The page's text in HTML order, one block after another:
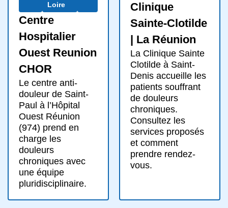
Loire
Centre
Hospitalier
Ouest Reunion
CHOR
Le centre anti-
douleur de Saint-
Paul à l’Hôpital
Ouest Réunion
(974) prend en
charge les
douleurs
chroniques avec
une équipe
pluridisciplinaire.
Clinique
Sainte-Clotilde
| La Réunion
La Clinique Sainte
Clotilde à Saint-
Denis accueille les
patients souffrant
de douleurs
chroniques.
Consultez les
services proposés
et comment
prendre rendez-
vous.